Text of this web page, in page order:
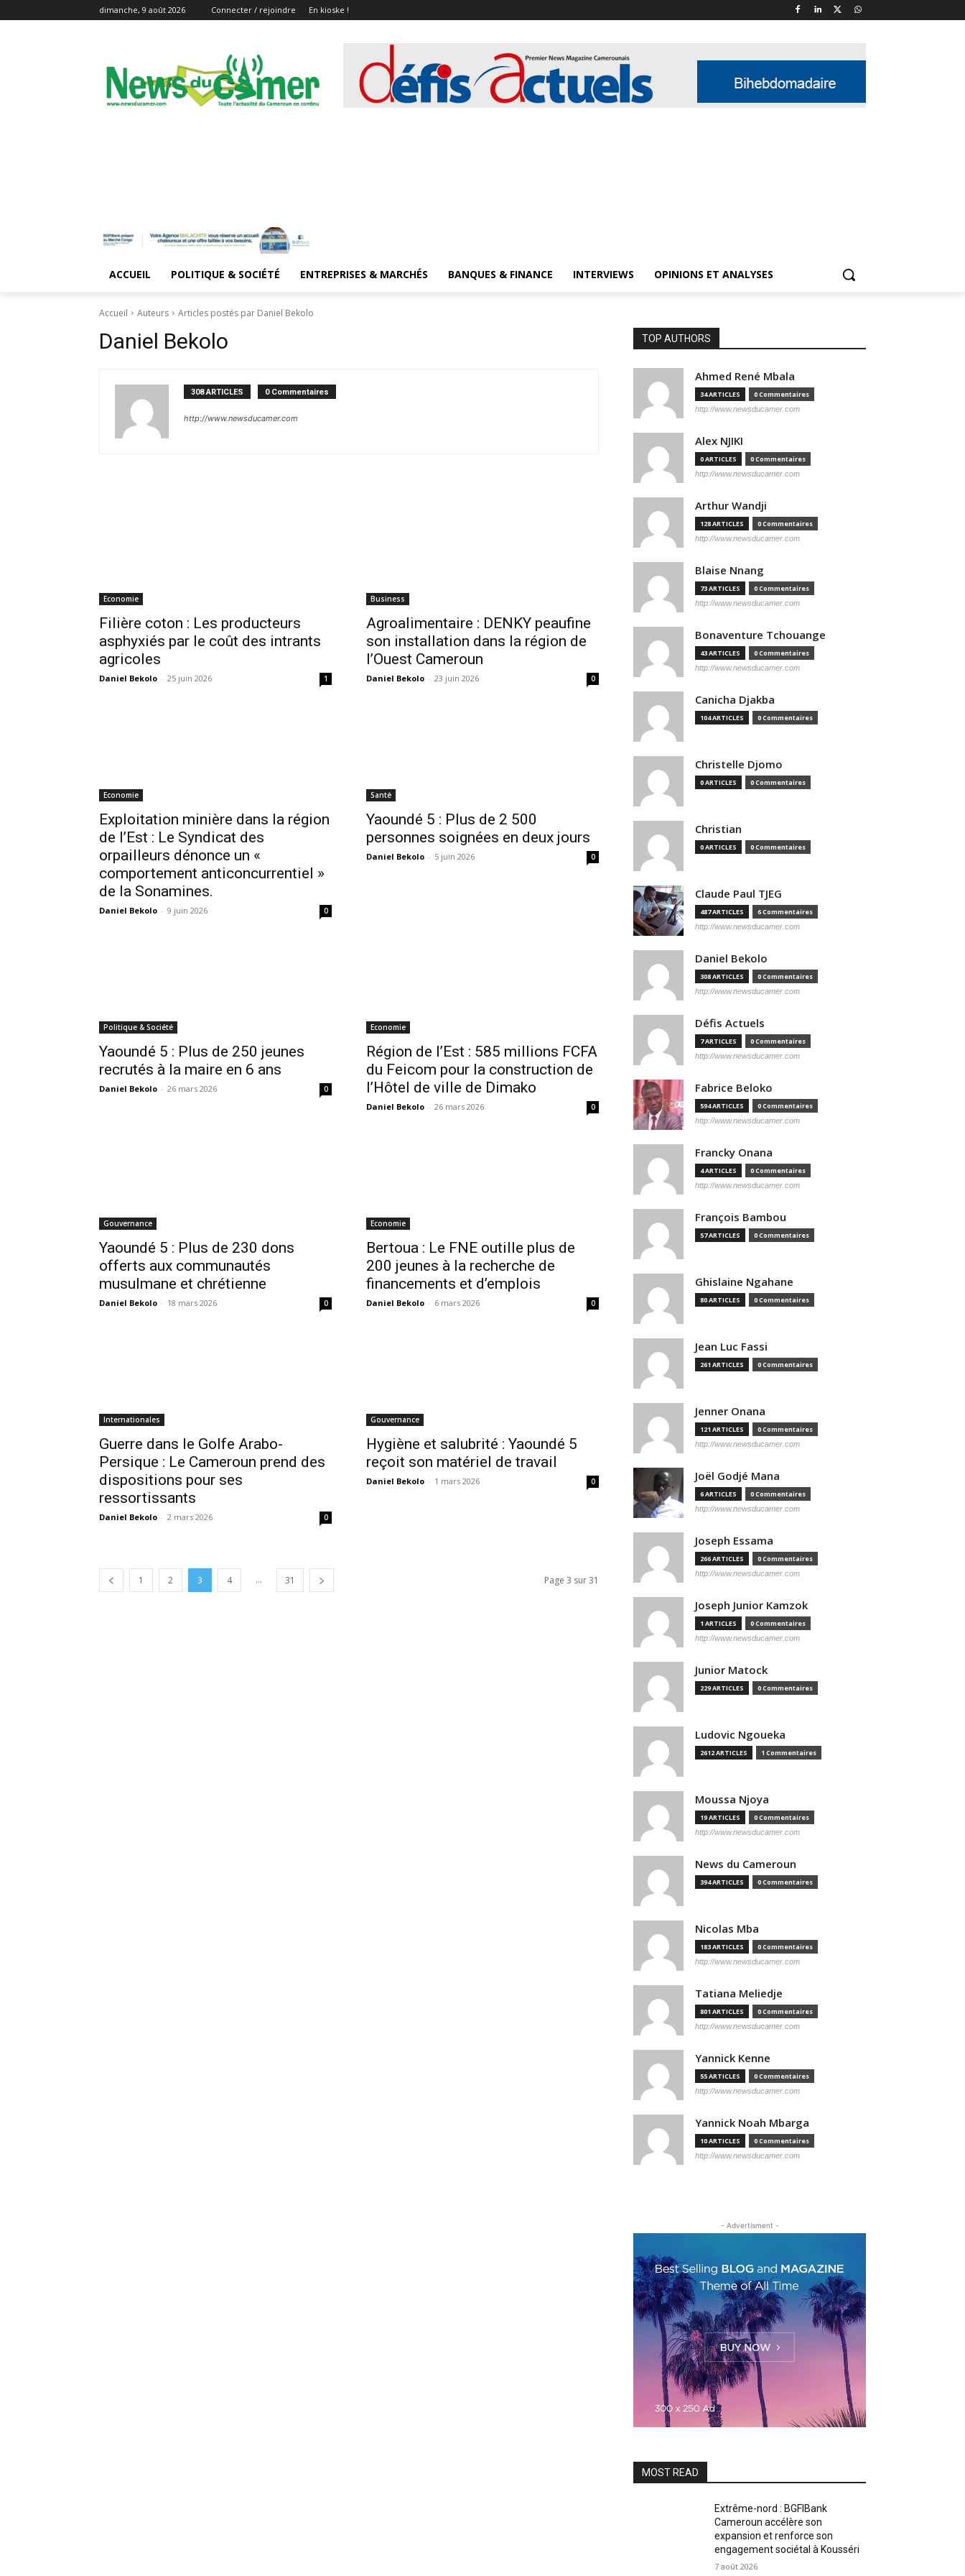
dimanche, 9 août 2026 Connecter / rejoindre En kioske !
ACCUEIL POLITIQUE & SOCIÉTÉ ENTREPRISES & MARCHÉS BANQUES & FINANCE INTERVIEWS OPINIONS ET ANALYSES
Accueil Auteurs Articles postés par Daniel Bekolo
Daniel Bekolo
308 ARTICLES 0 Commentaires
http://www.newsducamer.com
Economie
Filière coton : Les producteurs
asphyxiés par le coût des intrants
agricoles
Daniel Bekolo - 25 juin 2026 1
Business
Agroalimentaire : DENKY peaufine
son installation dans la région de
l’Ouest Cameroun
Daniel Bekolo - 23 juin 2026 0
Economie
Exploitation minière dans la région
de l’Est : Le Syndicat des
orpailleurs dénonce un «
comportement anticoncurrentiel »
de la Sonamines.
Daniel Bekolo - 9 juin 2026 0
Santé
Yaoundé 5 : Plus de 2 500
personnes soignées en deux jours
Daniel Bekolo - 5 juin 2026 0
Politique & Société
Yaoundé 5 : Plus de 250 jeunes
recrutés à la maire en 6 ans
Daniel Bekolo - 26 mars 2026 0
Economie
Région de l’Est : 585 millions FCFA
du Feicom pour la construction de
l’Hôtel de ville de Dimako
Daniel Bekolo - 26 mars 2026 0
Gouvernance
Yaoundé 5 : Plus de 230 dons
offerts aux communautés
musulmane et chrétienne
Daniel Bekolo - 18 mars 2026 0
Economie
Bertoua : Le FNE outille plus de
200 jeunes à la recherche de
financements et d’emplois
Daniel Bekolo - 6 mars 2026 0
Internationales
Guerre dans le Golfe Arabo-
Persique : Le Cameroun prend des
dispositions pour ses
ressortissants
Daniel Bekolo - 2 mars 2026 0
Gouvernance
Hygiène et salubrité : Yaoundé 5
reçoit son matériel de travail
Daniel Bekolo - 1 mars 2026 0
1 2 3 4 ... 31 Page 3 sur 31
TOP AUTHORS
Ahmed René Mbala
34 ARTICLES 0 Commentaires
http://www.newsducamer.com
Alex NJIKI
0 ARTICLES 0 Commentaires
http://www.newsducamer.com
Arthur Wandji
128 ARTICLES 0 Commentaires
http://www.newsducamer.com
Blaise Nnang
73 ARTICLES 0 Commentaires
http://www.newsducamer.com
Bonaventure Tchouange
43 ARTICLES 0 Commentaires
http://www.newsducamer.com
Canicha Djakba
104 ARTICLES 0 Commentaires
Christelle Djomo
0 ARTICLES 0 Commentaires
Christian
0 ARTICLES 0 Commentaires
Claude Paul TJEG
487 ARTICLES 6 Commentaires
http://www.newsducamer.com
Daniel Bekolo
308 ARTICLES 0 Commentaires
http://www.newsducamer.com
Défis Actuels
7 ARTICLES 0 Commentaires
http://www.newsducamer.com
Fabrice Beloko
594 ARTICLES 0 Commentaires
http://www.newsducamer.com
Francky Onana
4 ARTICLES 0 Commentaires
http://www.newsducamer.com
François Bambou
57 ARTICLES 0 Commentaires
Ghislaine Ngahane
80 ARTICLES 0 Commentaires
Jean Luc Fassi
261 ARTICLES 0 Commentaires
Jenner Onana
121 ARTICLES 0 Commentaires
http://www.newsducamer.com
Joël Godjé Mana
6 ARTICLES 0 Commentaires
http://www.newsducamer.com
Joseph Essama
266 ARTICLES 0 Commentaires
http://www.newsducamer.com
Joseph Junior Kamzok
1 ARTICLES 0 Commentaires
http://www.newsducamer.com
Junior Matock
229 ARTICLES 0 Commentaires
Ludovic Ngoueka
2612 ARTICLES 1 Commentaires
Moussa Njoya
19 ARTICLES 0 Commentaires
http://www.newsducamer.com
News du Cameroun
394 ARTICLES 0 Commentaires
Nicolas Mba
183 ARTICLES 0 Commentaires
http://www.newsducamer.com
Tatiana Meliedje
801 ARTICLES 0 Commentaires
http://www.newsducamer.com
Yannick Kenne
55 ARTICLES 0 Commentaires
http://www.newsducamer.com
Yannick Noah Mbarga
10 ARTICLES 0 Commentaires
http://www.newsducamer.com
- Advertisment -
MOST READ
Extrême-nord : BGFIBank
Cameroun accélère son
expansion et renforce son
engagement sociétal à Kousséri
7 août 2026